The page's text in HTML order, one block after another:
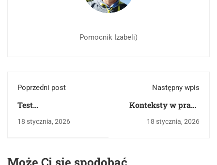
Pomocnik Izabeli)
Poprzedni post
Test
historycznoliteracki :
18 stycznia, 2026
Następny wpis
Konteksty w pracy
maturalnej: jak je
18 stycznia, 2026